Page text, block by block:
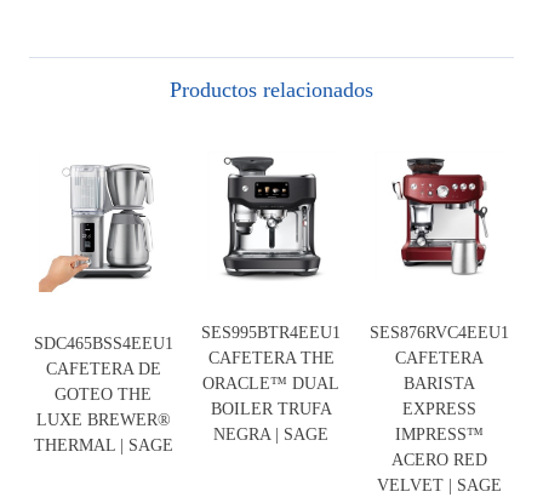
Productos relacionados
SDC465BSS4EEU1
CAFETERA DE
GOTEO THE
LUXE BREWER®
THERMAL | SAGE
SES995BTR4EEU1
CAFETERA THE
ORACLE™ DUAL
BOILER TRUFA
NEGRA | SAGE
SES876RVC4EEU1
CAFETERA
BARISTA
EXPRESS
IMPRESS™
ACERO RED
VELVET | SAGE